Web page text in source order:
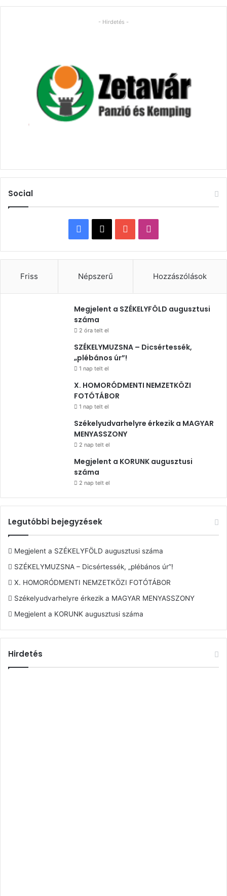
- Hirdetés -
Social
Facebook
X YouTube
Friss Népszerű Hozzászólások
Megjelent a SZÉKELYFÖLD augusztusi
száma
2 óra telt el
SZÉKELYMUZSNA – Dicsértessék,
„plébános úr”!
1 nap telt el
X. HOMORÓDMENTI NEMZETKÖZI
FOTÓTÁBOR
1 nap telt el
Székelyudvarhelyre érkezik a MAGYAR
MENYASSZONY
2 nap telt el
Megjelent a KORUNK augusztusi
száma
2 nap telt el
Legutóbbi bejegyzések
Megjelent a SZÉKELYFÖLD augusztusi száma
SZÉKELYMUZSNA – Dicsértessék, „plébános úr”!
X. HOMORÓDMENTI NEMZETKÖZI FOTÓTÁBOR
Székelyudvarhelyre érkezik a MAGYAR MENYASSZONY
Megjelent a KORUNK augusztusi száma
Hirdetés